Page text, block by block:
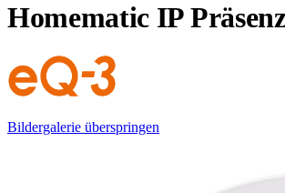
Homematic IP
Bildergalerie überspringen